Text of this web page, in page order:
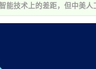
技术上的差距，但中美人